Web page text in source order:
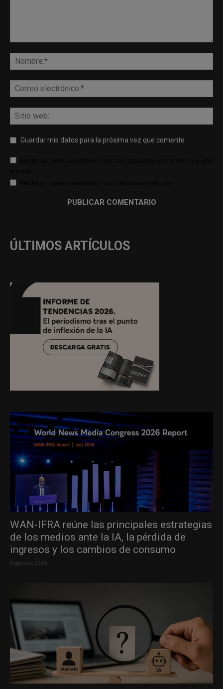
Guardar mis datos para la próxima vez que comente
ÚLTIMOS ARTÍCULOS
WAN-IFRA reúne las principales estrategias
de los medios ante la IA, la pérdida de
ingresos y los cambios de consumo
5 agosto, 2026